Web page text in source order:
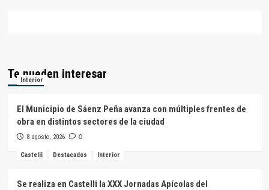
Te pueden interesar
Interior
El Municipio de Sáenz Peña avanza con múltiples frentes de
obra en distintos sectores de la ciudad
8 agosto, 2026 0
Castelli Destacados Interior
Se realiza en Castelli la XXX Jornadas Apícolas del